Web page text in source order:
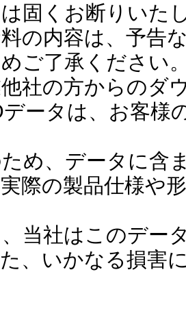
固くお断りいた
の内容は、予告
ご了承ください
社の方からのダ
データは、お客様
め、データに含
際の製品仕様や
当社はこのデー
、いかなる損害